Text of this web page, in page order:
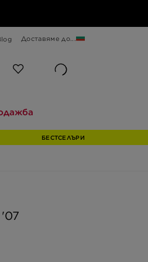
Доставяме до...
БЕСТСЕЛЪРИ
'07